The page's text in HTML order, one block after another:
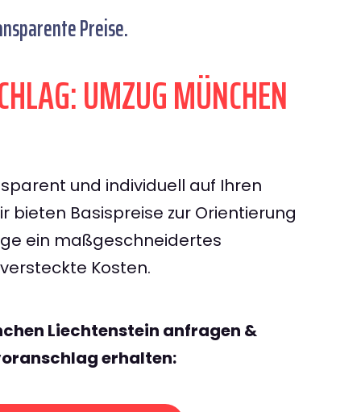
Preise.
UMZUG MÜNCHEN
und individuell auf Ihren
bieten Basispreise zur Orientierung
ein maßgeschneidertes
Kosten.
Liechtenstein anfragen &
erhalten: